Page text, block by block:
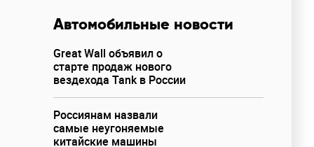
Автомобильные новости
Great Wall объявил о
старте продаж нового
вездехода Tank в России
Россиянам назвали
самые неугоняемые
китайские машины